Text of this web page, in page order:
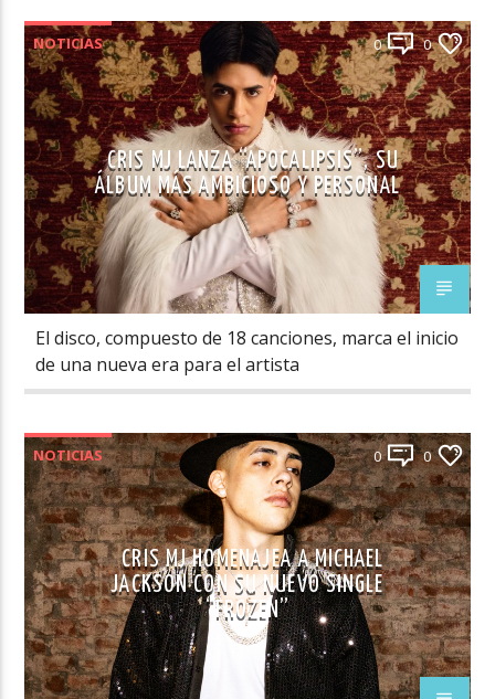
NOTICIAS 0 0
CRIS MJ LANZA “APOCALIPSIS”, SU
ÁLBUM MÁS AMBICIOSO Y PERSONAL
El disco, compuesto de 18 canciones, marca el inicio
de una nueva era para el artista
NOTICIAS 0 0
CRIS MJ HOMENAJEA A MICHAEL
JACKSON CON SU NUEVO SINGLE
“FROZEN”